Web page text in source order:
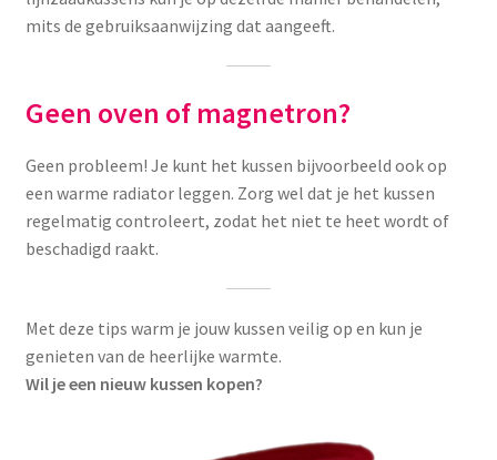
mits de gebruiksaanwijzing dat aangeeft.
Geen oven of magnetron?
Geen probleem! Je kunt het kussen bijvoorbeeld ook op
een warme radiator leggen. Zorg wel dat je het kussen
regelmatig controleert, zodat het niet te heet wordt of
beschadigd raakt.
Met deze tips warm je jouw kussen veilig op en kun je
genieten van de heerlijke warmte.
Wil je een nieuw kussen kopen?